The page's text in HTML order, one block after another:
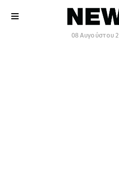
08 Αυγούστου